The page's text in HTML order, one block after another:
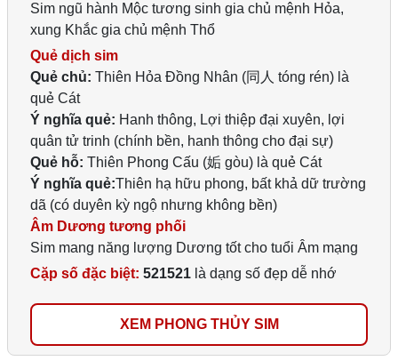
Sim ngũ hành Mộc tương sinh gia chủ mệnh Hỏa,
xung Khắc gia chủ mệnh Thổ
Quẻ dịch sim
Quẻ chủ: Thiên Hỏa Đồng Nhân (同人 tóng rén) là
quẻ Cát
Ý nghĩa quẻ: Hanh thông, Lợi thiệp đại xuyên, lợi
quân tử trinh (chính bền, hanh thông cho đại sự)
Quẻ hỗ: Thiên Phong Cấu (姤 gòu) là quẻ Cát
Ý nghĩa quẻ:Thiên hạ hữu phong, bất khả dữ trường
dã (có duyên kỳ ngộ nhưng không bền)
Âm Dương tương phối
Sim mang năng lượng Dương tốt cho tuổi Âm mạng
Cặp số đặc biệt: 521521 là dạng số đẹp dễ nhớ
XEM PHONG THỦY SIM